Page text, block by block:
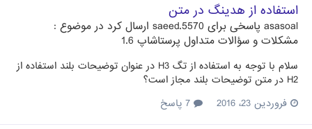
استفاده از هدینگ در متن
asasoal پاسخی برای saeed.5570 ارسال کرد در موضوع :
مشکلات و سؤالات متداول پرستاشاپ 1.6
سلام با توجه به استفاده از تگ H3 در عنوان توضیحات بلند استفاده از
H2 در متن توضیحات بلند مجاز است؟
فروردین 23، 2016